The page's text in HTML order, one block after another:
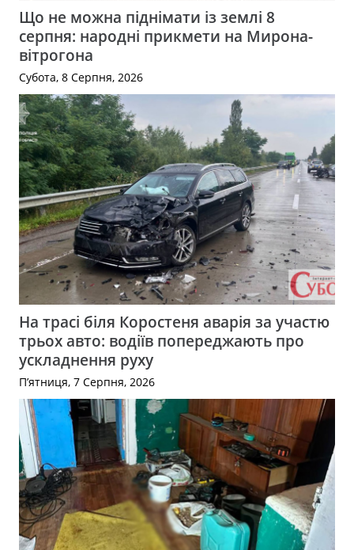
Що не можна піднімати із землі 8
серпня: народні прикмети на Мирона-
вітрогона
Субота, 8 Серпня, 2026
На трасі біля Коростеня аварія за участю
трьох авто: водіїв попереджають про
ускладнення руху
П’ятниця, 7 Серпня, 2026